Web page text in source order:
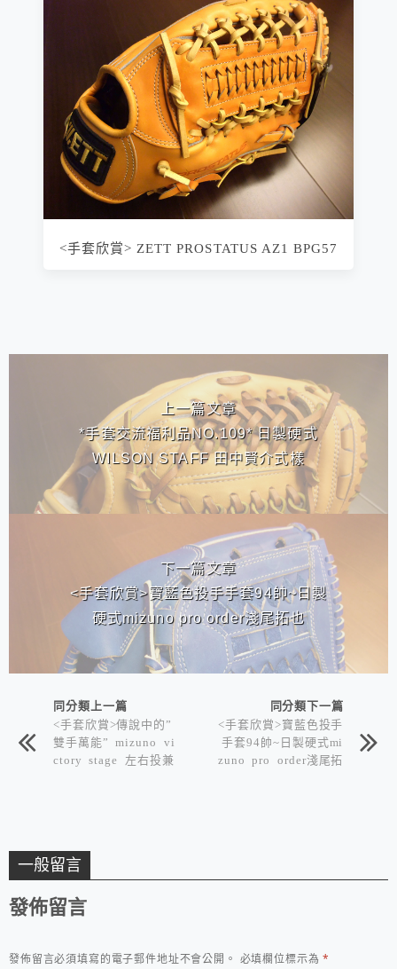
<手套欣賞> ZETT PROSTATUS AZ1 BPG57
上一篇文章
*手套交流福利品NO.109* 日製硬式
WILSON STAFF 田中賢介式樣
下一篇文章
<手套欣賞>寶藍色投手手套94帥~日製
硬式mizuno pro order淺尾拓也
同分類上一篇
<手套欣賞>傳說中的”
雙手萬能” mizuno vi
ctory stage 左右投兼
同分類下一篇
<手套欣賞>寶藍色投手
手套94帥~日製硬式mi
zuno pro order淺尾拓
一般留言
發佈留言
發佈留言必須填寫的電子郵件地址不會公開。 必填欄位標示為*